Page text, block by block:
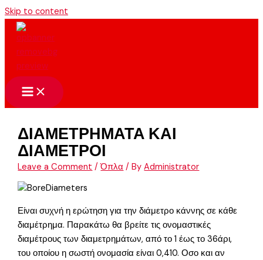
Skip to content
ΔΙΑΜΕΤΡΗΜΑΤΑ ΚΑΙ
ΔΙΑΜΕΤΡΟΙ
Leave a Comment /Όπλα / ByAdministrator
Είναι συχνή η ερώτηση για την διάμετρο κάννης σε κάθε
διαμέτρημα. Παρακάτω θα βρείτε τις ονομαστικές
διαμέτρους των διαμετρημάτων, από το 1 έως το 36άρι,
του οποίου η σωστή ονομασία είναι 0,410. Οσο και αν